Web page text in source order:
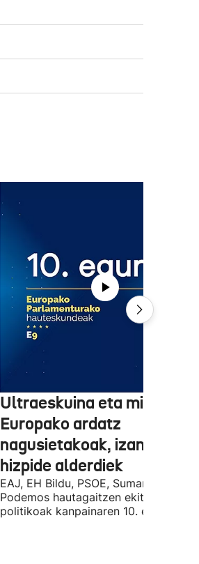
Ultraeskuina eta
Europako ardatz
nagusietakoak, izan dituzte
hizpide alderdiek
EAJ, EH Bildu, PSOE, Sumar, PP eta
Podemos hautagaitzen ekitaldi
politikoak kanpainaren 10. egunean.